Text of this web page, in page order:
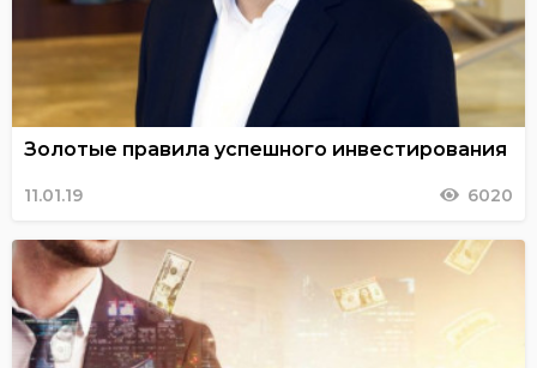
Золотые правила успешного инвестирования
11.01.19 6020